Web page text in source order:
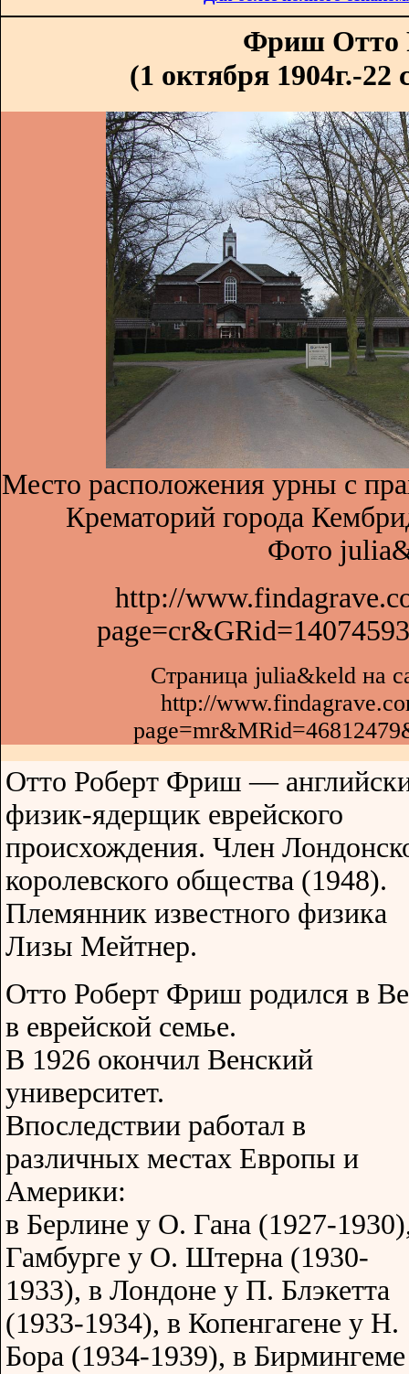
Фриш Отто
(1 октября 1904г.-22
Место расположения урны с
Крематорий города
Фото
http://
Страница julia&keld на
http://
Отто Роберт Фриш —
физик-ядерщик еврейского
происхождения. Член
королевского общества (1948).
Племянник известного физика
Лизы Мейтнер.
Отто Роберт Фриш родился в
в еврейской семье.
В 1926 окончил Венский
университет.
Впоследствии работал в
различных местах Европы и
Америки:
в Берлине у О. Гана (1927-
Гамбурге у О. Штерна (1930-
1933), в Лондоне у П. Блэкетта
(1933-1934), в Копенгагене у Н.
Бора (1934-1939), в Бирмингеме